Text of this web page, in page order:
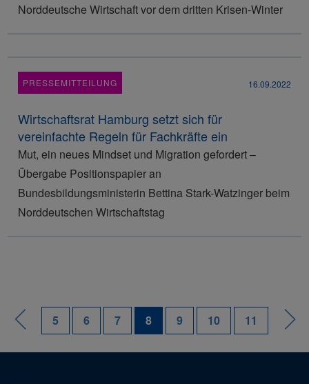
Norddeutsche Wirtschaft vor dem dritten Krisen-Winter
PRESSEMITTEILUNG 16.09.2022
Wirtschaftsrat Hamburg setzt sich für
vereinfachte Regeln für Fachkräfte ein
Mut, ein neues Mindset und Migration gefordert –
Übergabe Positionspapier an
Bundesbildungsministerin Bettina Stark-Watzinger beim
Norddeutschen Wirtschaftstag
5 6 7 8 9 10 11